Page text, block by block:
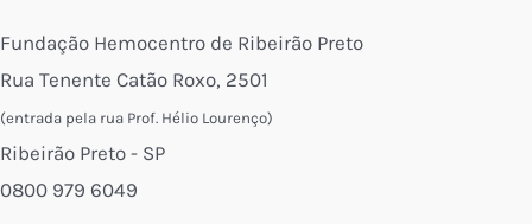
Fundação Hemocentro de Ribeirão Preto
Rua Tenente Catão Roxo, 2501
(entrada pela rua Prof. Hélio Lourenço)
Ribeirão Preto - SP
0800 979 6049